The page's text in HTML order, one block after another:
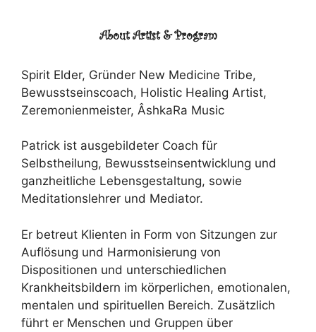
About Artist & Program
Spirit Elder, Gründer New Medicine Tribe,
Bewusstseinscoach, Holistic Healing Artist,
Zeremonienmeister, ÂshkaRa Music
Patrick ist ausgebildeter Coach für
Selbstheilung, Bewusstseinsentwicklung und
ganzheitliche Lebensgestaltung, sowie
Meditationslehrer und Mediator.
Er betreut Klienten in Form von Sitzungen zur
Auflösung und Harmonisierung von
Dispositionen und unterschiedlichen
Krankheitsbildern im körperlichen, emotionalen,
mentalen und spirituellen Bereich. Zusätzlich
führt er Menschen und Gruppen über